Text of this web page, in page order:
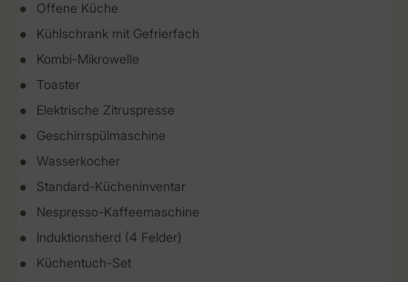
Offene Küche
Kühlschrank mit Gefrierfach
Kombi-Mikrowelle
Toaster
Elektrische Zitruspresse
Geschirrspülmaschine
Wasserkocher
Standard-Kücheninventar
Nespresso-Kaffeemaschine
Induktionsherd (4 Felder)
Küchentuch-Set